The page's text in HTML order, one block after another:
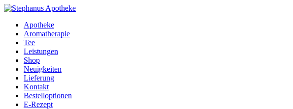
Apotheke
Aromatherapie
Tee
Leistungen
Shop
Neuigkeiten
Lieferung
Kontakt
Bestelloptionen
E-Rezept